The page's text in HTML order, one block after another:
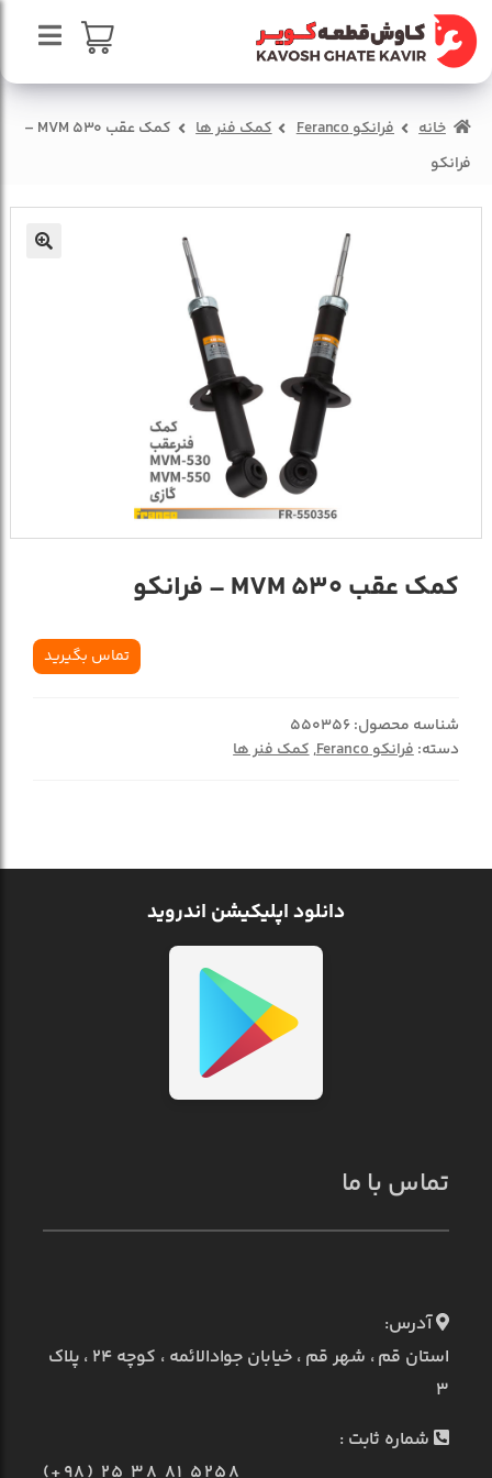
پرش
به
ناوبری
پرش
به
محتوا
صفحه اصلی
سبد خرید
درباره ما
خانه فرانکو Feranco کمک فنر ها
کمک عقب MVM 530 –
فرانکو
کمک عقب MVM 530 – فرانکو
تماس بگیرید
شناسه محصول:550356
دسته:فرانکو Feranco ,کمک فنر ها
دانلود اپلیکیشن اندروید
تماس با ما
آدرس:
استان قم ، شهر قم ، خیابان جوادالائمه ، کوچه ۲۴ ، پلاک
۳
شماره ثابت :